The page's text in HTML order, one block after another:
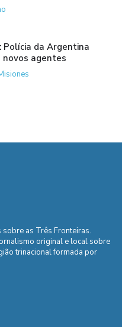
Polícia da Argentina
novos agentes
as Três Fronteiras.
original e local sobre
trinacional formada por